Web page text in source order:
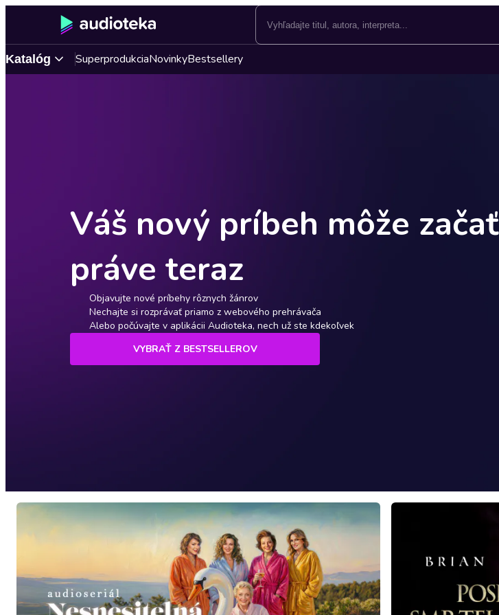
Katalóg SuperprodukciaNovinkyBestsellery
Váš nový príbeh môže začať
práve teraz
Objavujte nové príbehy rôznych žánrov
Nechajte si rozprávať priamo z webového prehrávača
Alebo počúvajte v aplikácii Audioteka, nech už ste kdekoľvek
VYBRAŤ Z BESTSELLEROV